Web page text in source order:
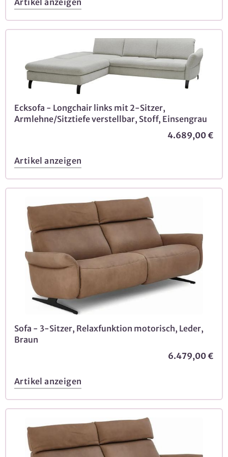
Artikel anzeigen
Ecksofa - Longchair links mit 2-Sitzer,
Armlehne/Sitztiefe verstellbar, Stoff, Einsengrau
4.689,00 €
Artikel anzeigen
Sofa - 3-Sitzer, Relaxfunktion motorisch, Leder,
Braun
6.479,00 €
Artikel anzeigen